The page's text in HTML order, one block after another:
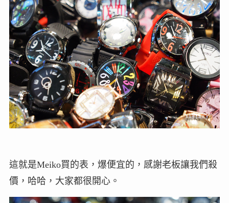
這就是Meiko買的表，爆便宜的，感謝老板讓我們殺
價，哈哈，大家都很開心。